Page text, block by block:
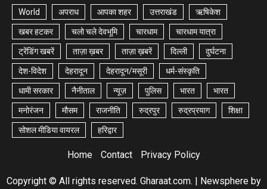
World अपराध आपका शहर उत्तराखंड ऋषिकेश
खबर हटकर चलो चले देवभूमि चारधाम चारधाम यात्रा
ट्रेंडिंग खबरें ताज़ा ख़बर ताज़ा ख़बरें दिल्ली दुर्घटना
देश-विदेश देहरादून देहरादून/मसूरी धर्म-संस्कृति
धामी सरकार नैनीताल न्यूज़ पुलिस भारत भारत
मनोरंजन मौसम राजनीति रुद्रपुर रुद्रप्रयाग शिक्षा
सोशल मीडिया वायरल हरिद्वार
Home Contact Privacy Policy
Copyright © All rights reserved. Gharaat.com. | Newsphereby